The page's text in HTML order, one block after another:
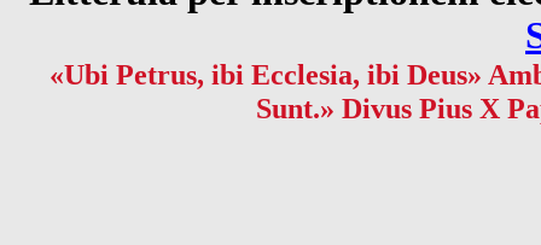
«Ubi Petrus, ibi Ecclesia, ibi Deus»
Sunt.» Divus Pius X